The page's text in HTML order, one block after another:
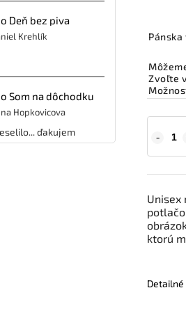
Deň bez piva
Krehlík
Som na dôchodku
Hopkovicova
ďakujem
Zvoľte
Unisex
ktorú